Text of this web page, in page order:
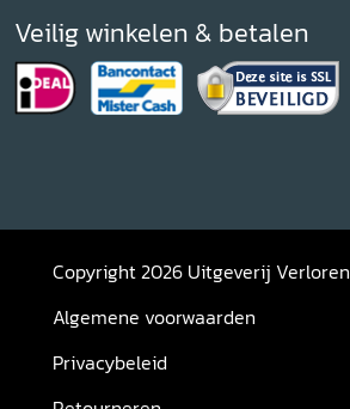
Veilig winkelen & betalen
Copyright 2026 Uitgeverij Verloren
Algemene voorwaarden
Privacybeleid